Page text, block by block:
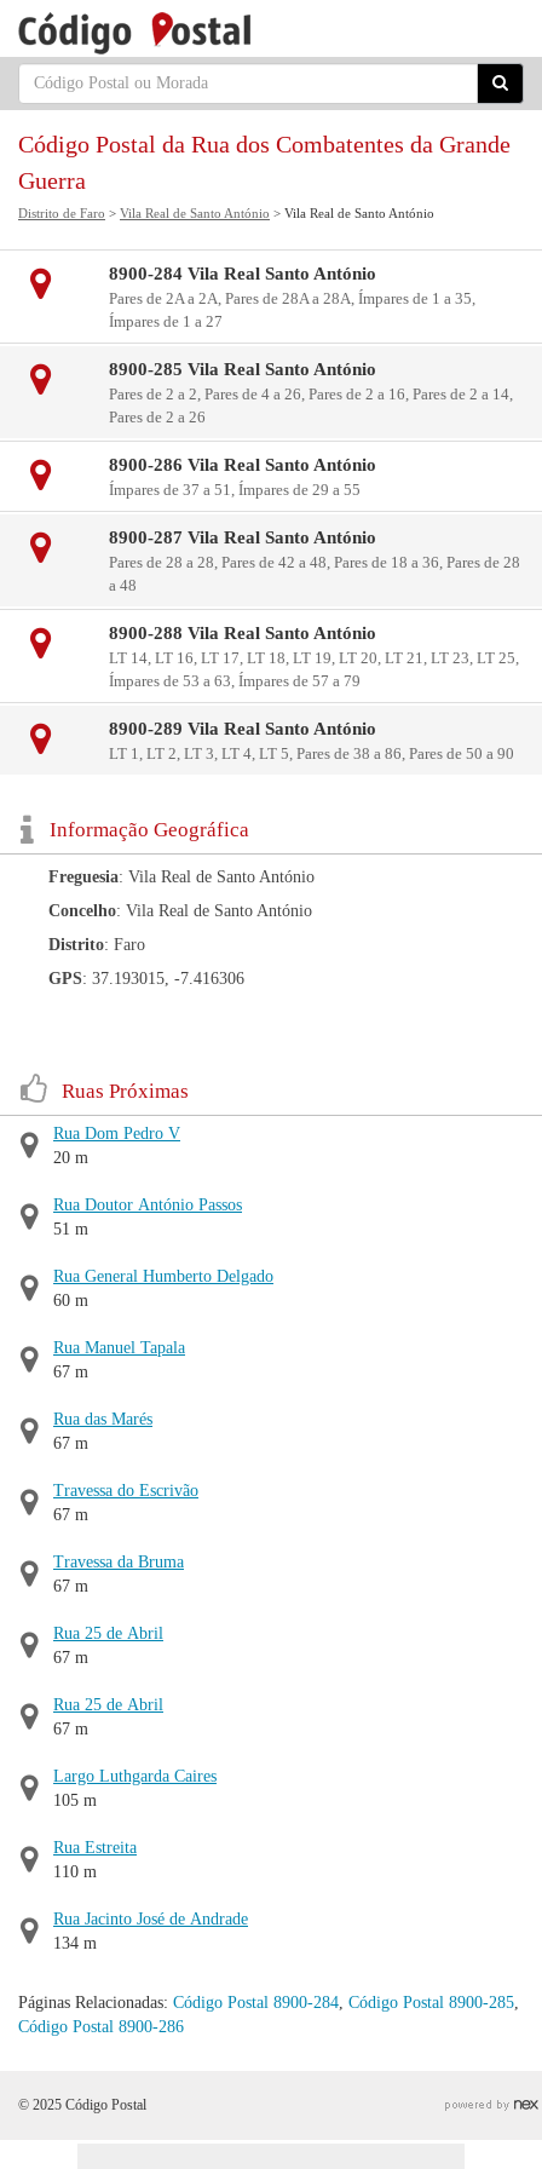
Código Postal da Rua dos Combatentes da Grande
Guerra
Distrito de Faro > Vila Real de Santo António > Vila Real de Santo António
8900-284 Vila Real Santo António
Pares de 2A a 2A, Pares de 28A a 28A, Ímpares de 1 a 35,
Ímpares de 1 a 27
8900-285 Vila Real Santo António
Pares de 2 a 2, Pares de 4 a 26, Pares de 2 a 16, Pares de 2 a 14,
Pares de 2 a 26
8900-286 Vila Real Santo António
Ímpares de 37 a 51, Ímpares de 29 a 55
8900-287 Vila Real Santo António
Pares de 28 a 28, Pares de 42 a 48, Pares de 18 a 36, Pares de 28
a 48
8900-288 Vila Real Santo António
LT 14, LT 16, LT 17, LT 18, LT 19, LT 20, LT 21, LT 23, LT 25,
Ímpares de 53 a 63, Ímpares de 57 a 79
8900-289 Vila Real Santo António
LT 1, LT 2, LT 3, LT 4, LT 5, Pares de 38 a 86, Pares de 50 a 90
Informação Geográfica
Freguesia: Vila Real de Santo António
Concelho: Vila Real de Santo António
Distrito: Faro
GPS: 37.193015, -7.416306
Ruas Próximas
Rua Dom Pedro V
20 m
Rua Doutor António Passos
51 m
Rua General Humberto Delgado
60 m
Rua Manuel Tapala
67 m
Rua das Marés
67 m
Travessa do Escrivão
67 m
Travessa da Bruma
67 m
Rua 25 de Abril
67 m
Rua 25 de Abril
67 m
Largo Luthgarda Caires
105 m
Rua Estreita
110 m
Rua Jacinto José de Andrade
134 m
Páginas Relacionadas: Código Postal 8900-284, Código Postal 8900-285,
Código Postal 8900-286
© 2025 Código Postal